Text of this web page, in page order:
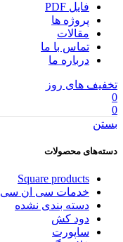
فایل PDF
پروژه ها
مقالات
تماس با ما
درباره ما
تخفیف های روز
0
0
بستن
دسته‌های محصولات
Square products
خدمات سی ان سی
دسته بندی نشده
دود کش
ساپورت